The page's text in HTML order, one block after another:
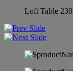
Loft Table